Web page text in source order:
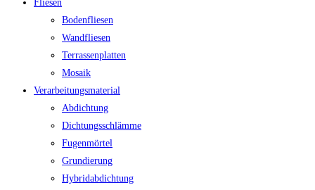
Fliesen
Bodenfliesen
Wandfliesen
Terrassenplatten
Mosaik
Verarbeitungsmaterial
Abdichtung
Dichtungsschlämme
Fugenmörtel
Grundierung
Hybridabdichtung